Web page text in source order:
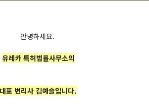
안녕하세요.
유레카 특허법률사무소의
대표 변리사 김예슬입니다.